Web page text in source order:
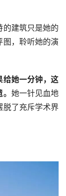
的建筑只是她的
图，聆听她的演
给她一分钟，这
她一针见血地
了充斥学术界